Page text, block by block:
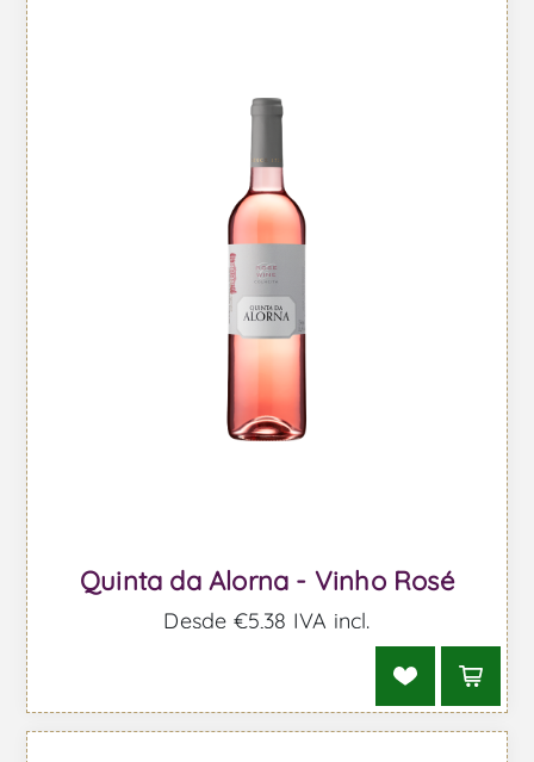
Quinta da Alorna - Vinho Rosé
Desde €5,38 IVA incl.